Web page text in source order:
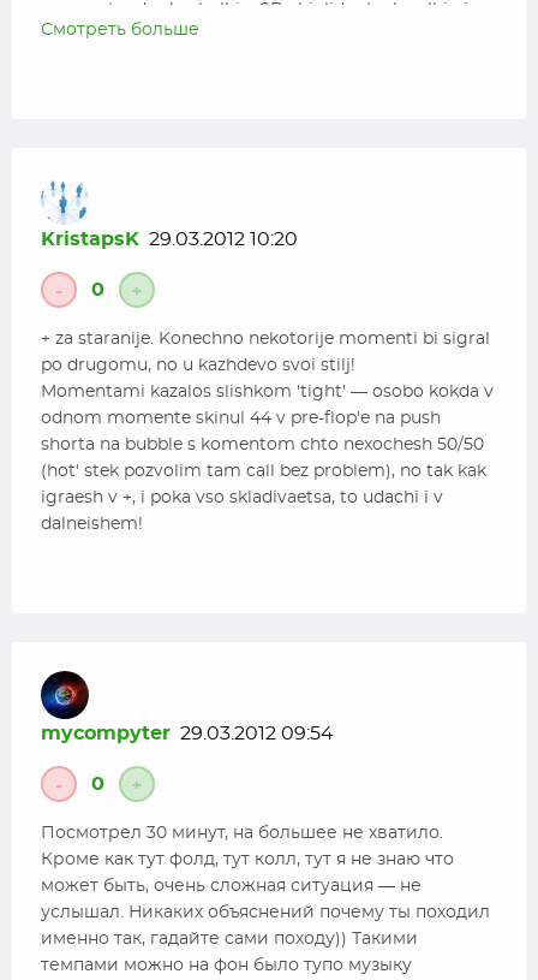
moment, gde short all-in, SB chiplider tozhe all-in i
hero s BB s horoshim vtorim steckom kak tretij
zdes pohozhaja situacija i vikidivaem KJ…
Nu eti kak bi vse melochi i igraetsa po dinamike igri… I
tozhe soglashus s hopa — esli v obschem igraem v
plus, to po bolshomu delaem vso pravilno! 🙂
Смотреть больше
KristapsK 29.03.2012 10:20
- 0 +
+ za staranije. Konechno nekotorije momenti bi sigral
po drugomu, no u kazhdevo svoi stilj!
Momentami kazalos slishkom 'tight' — osobo kokda v
odnom momente skinul 44 v pre-flop'e na push
shorta na bubble s komentom chto nexochesh 50/50
(hot' stek pozvolim tam call bez problem), no tak kak
igraesh v +, i poka vso skladivaetsa, to udachi i v
dalneishem!
mycompyter 29.03.2012 09:54
- 0 +
Посмотрел 30 минут, на большее не хватило.
Кроме как тут фолд, тут колл, тут я не знаю что
может быть, очень сложная ситуация — не
услышал. Никаких объяснений почему ты походил
именно так, гадайте сами походу)) Такими
темпами можно на фон было тупо музыку